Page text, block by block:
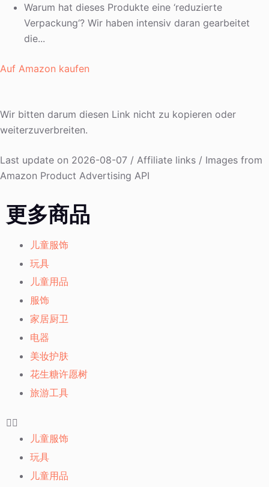
Warum hat dieses Produkte eine ‘reduzierte
Verpackung‘? Wir haben intensiv daran gearbeitet
die...
Auf Amazon kaufen
Wir bitten darum diesen Link nicht zu kopieren oder
weiterzuverbreiten.
Last update on 2026-08-07 / Affiliate links / Images from
Amazon Product Advertising API
更多商品
儿童服饰
玩具
儿童用品
服饰
家居厨卫
电器
美妆护肤
花生糖许愿树
旅游工具
儿童服饰
玩具
儿童用品